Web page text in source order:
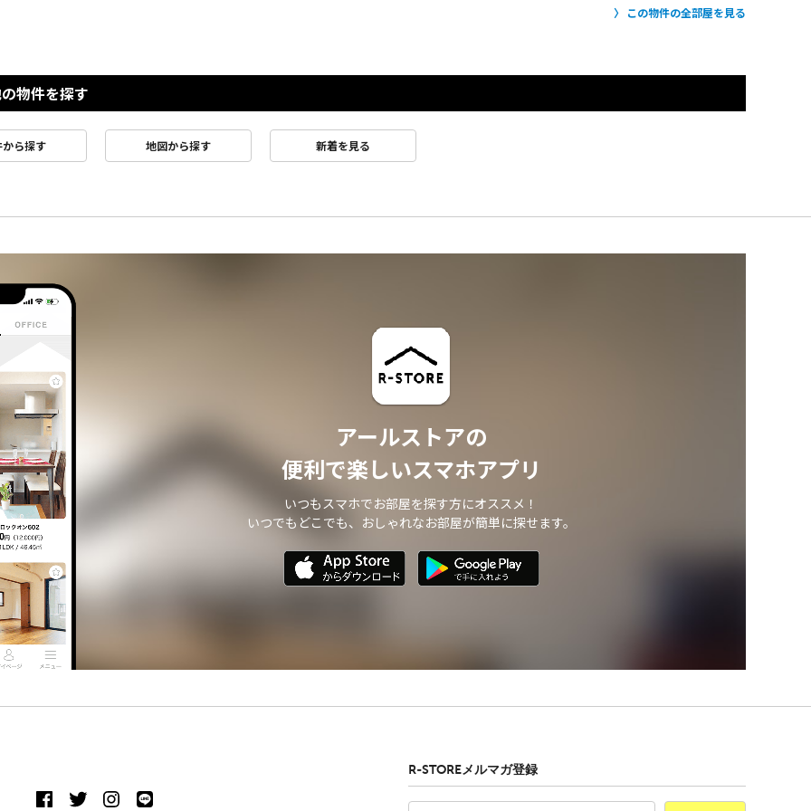
この物件の全部屋を見る
物件を探す
から探す 地図から探す 新着を見る
アールストアの
便利で楽しいスマホアプリ
いつもスマホでお部屋を探す方にオススメ！
いつでもどこでも、おしゃれなお部屋が簡単に探せます。
R-STOREメルマガ登録